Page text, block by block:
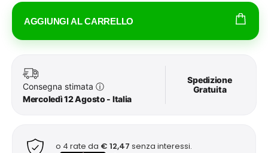
AGGIUNGI AL CARRELLO
Consegna stimata ⓘ
Mercoledì 12 Agosto - Italia
Spedizione
Gratuita